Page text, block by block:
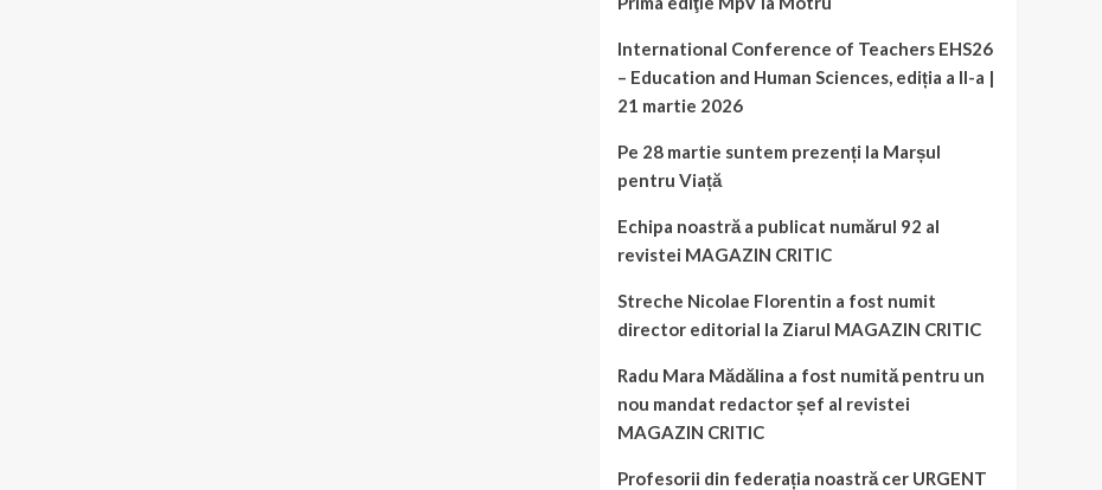
International Conference of Teachers EHS26
– Education and Human Sciences, ediția a II-a |
21 martie 2026
Pe 28 martie suntem prezenți la Marșul
pentru Viață
Echipa noastră a publicat numărul 92 al
revistei MAGAZIN CRITIC
Streche Nicolae Florentin a fost numit
director editorial la Ziarul MAGAZIN CRITIC
Radu Mara Mădălina a fost numită pentru un
nou mandat redactor șef al revistei
MAGAZIN CRITIC
Profesorii din federația noastră cer URGENT